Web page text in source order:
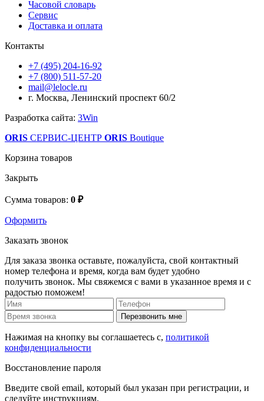
Часовой словарь
Сервис
Доставка и оплата
Контакты
+7 (495) 204-16-92
+7 (800) 511-57-20
mail@lelocle.ru
г. Москва, Ленинский проспект 60/2
Разработка сайта: 3Win
ORIS СЕРВИС-ЦЕНТР ORIS Boutique
Корзина товаров
Закрыть
Сумма товаров: 0 ₽
Оформить
Заказать звонок
Для заказа звонка оставьте, пожалуйста, свой контактный
номер телефона и время, когда вам будет удобно
получить звонок. Мы свяжемся с вами в указанное время и с
радостью поможем!
Перезвонить мне
Нажимая на кнопку вы соглашаетесь с, политикой
конфиденциальности
Восстановление пароля
Введите свой email, который был указан при регистрации, и
следуйте инструкциям.